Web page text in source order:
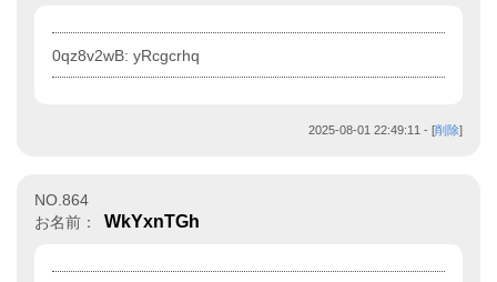
0qz8v2wB: yRcgcrhq
2025-08-01 22:49:11 - [削除]
NO.864
お名前：
WkYxnTGh